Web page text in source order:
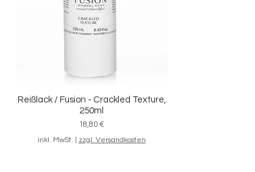
Schnellansicht
Reißlack / Fusion - Crackled Texture,
250ml
Preis
18,80 €
inkl. MwSt. zzgl. Versandkosten